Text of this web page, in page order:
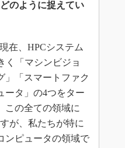
のように捉えてい
在、HPCシステム
く「マシンビジョ
」「スマートファク
ータ」の4つをター
この全ての領域に
が、私たちが特に
ンピュータの領域で